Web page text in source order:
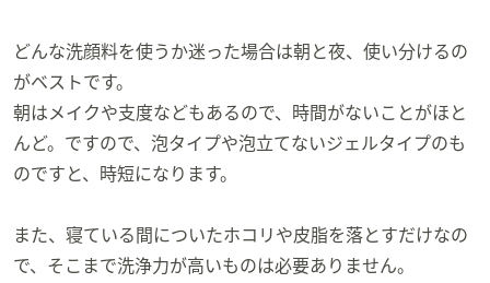
どんな洗顔料を使うか迷った場合は朝と夜、使い分けるの
がベストです。
朝はメイクや支度などもあるので、時間がないことがほと
んど。ですので、泡タイプや泡立てないジェルタイプのも
のですと、時短になります。
また、寝ている間についたホコリや皮脂を落とすだけなの
で、そこまで洗浄力が高いものは必要ありません。